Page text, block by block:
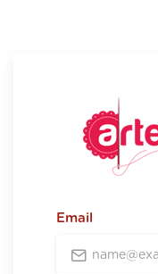
Email